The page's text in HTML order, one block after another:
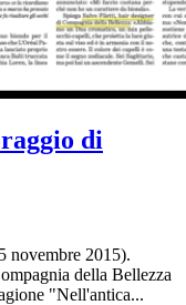
di
novembre 2015).
della Bellezza
"Nell'antica...